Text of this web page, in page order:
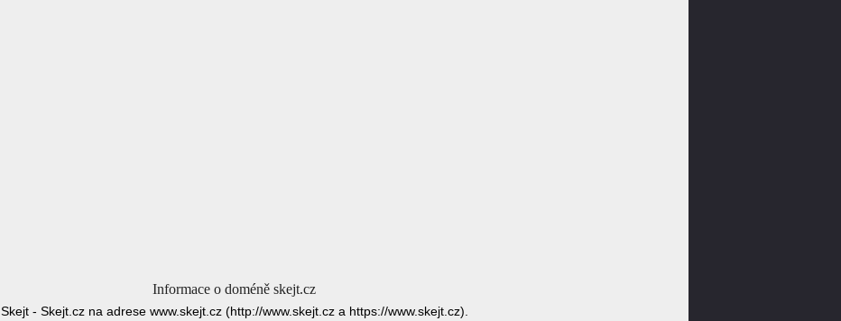
Informace o doméně skejt.cz
Skejt - Skejt.cz na adrese www.skejt.cz (http://www.skejt.cz a https://www.skejt.cz).